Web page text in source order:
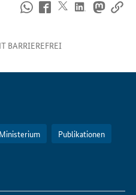
BARRIEREFREI
Publikationen